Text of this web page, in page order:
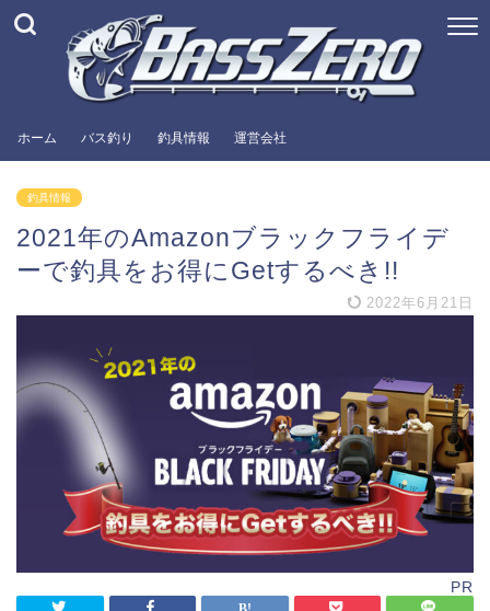
ホーム バス釣り 釣具情報 運営会社
釣具情報
2021年のAmazonブラックフライデ
ーで釣具をお得にGetするべき!!
2022年6月21日
PR